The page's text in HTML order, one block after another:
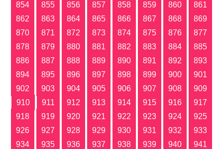
854
855 856 857 858 859 860
861
862
863 864 865 866 867 868
869
870
871 872 873 874 875 876
877
878
879 880 881 882 883 884
885
886
887 888 889 890 891 892
893
894
895 896 897 898 899 900
901
902
903 904 905 906 907 908
909
910
911 912 913 914 915 916
917
918
919 920 921 922 923 924
925
926
927 928 929 930 931 932
933
934
935 936 937 938 939 940
941